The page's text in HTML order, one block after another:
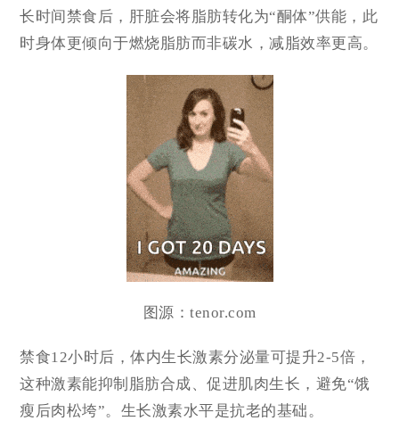
长时间禁食后，肝脏会将脂肪转化为“酮体”供能，此
时身体更倾向于燃烧脂肪而非碳水，减脂效率更高。
图源：tenor.com
禁食12小时后，体内生长激素分泌量可提升2-5倍 ，
这种激素能抑制脂肪合成、促进肌肉生长，避免“饿
瘦后肉松垮”。生长激素水平是抗老的基础。